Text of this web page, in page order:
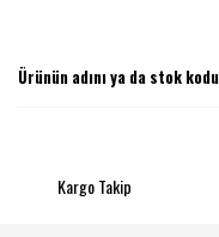
Kargo Takip